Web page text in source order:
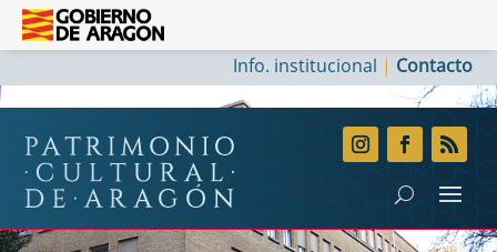
Info. institucional Contacto